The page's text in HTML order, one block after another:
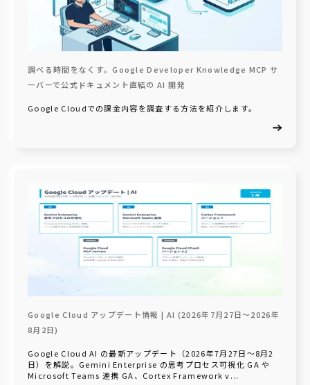
調べる時間をなくす。Google Developer Knowledge MCP サ
ーバーで公式ドキュメント直結の AI 開発
Google Cloudでの課金内容を調査する方法を紹介します。
Google Cloud アップデート情報 | AI (2026年7月27日〜2026年
8月2日)
Google Cloud AI の最新アップデート（2026年7月27日〜8月2
日）を解説。Gemini Enterprise の思考プロセス可視化 GA や
Microsoft Teams 連携 GA、Cortex Framework v...